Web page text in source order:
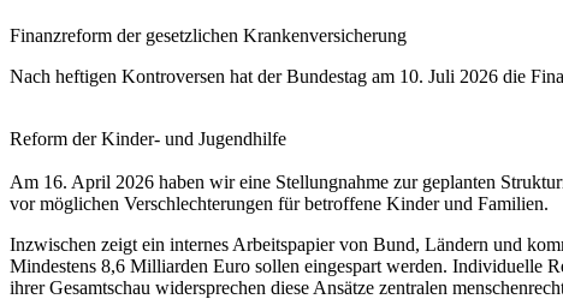
Finanzreform der gesetzlichen Krankenversicherung
Nach heftigen Kontroversen hat der Bundestag am 10. Juli 2026 die
Reform der Kinder- und Jugendhilfe
Am 16. April 2026 haben wir eine Stellungnahme zur geplanten
vor möglichen Verschlechterungen für betroffene Kinder und Familien.
Inzwischen zeigt ein internes Arbeitspapiervon Bund, Ländern und
Mindestens 8,6 Milliarden Euro sollen eingespart werden. Individuelle
ihrer Gesamtschau widersprechen diese Ansätze zentralen